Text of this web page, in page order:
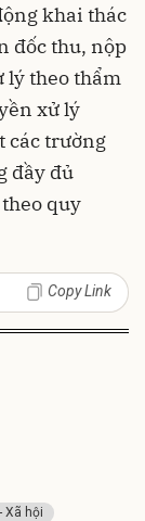
khai thác
đốc thu, nộp
lý theo thẩm
xử lý
các trường
đầy đủ
quy
Copy Link
Xã hội